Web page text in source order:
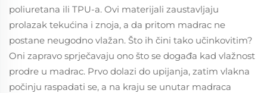
poliuretana ili TPU-a. Ovi materijali zaustavljaju
prolazak tekućina i znoja, a da pritom madrac ne
postane neugodno vlažan. Što ih čini tako učinkovitim?
Oni zapravo sprječavaju ono što se događa kad vlažnost
prodre u madrac. Prvo dolazi do upijanja, zatim vlakna
počinju raspadati se, a na kraju se unutar madraca